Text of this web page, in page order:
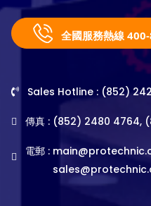
全國服務熱線
Sales Hotline : (852)
傳真 : (852) 2480 4764,
電郵 :